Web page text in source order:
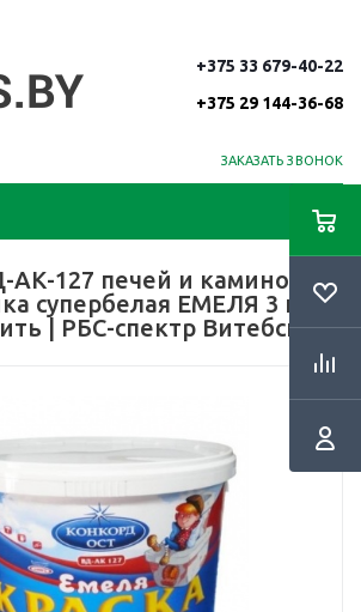
+375 33 679-40-22
+375 29 144-36-68
ЗАКАЗАТЬ ЗВОНОК
АК-127 печей и каминов
супербелая ЕМЕЛЯ 3 кг
| РБС-спектр Витебск